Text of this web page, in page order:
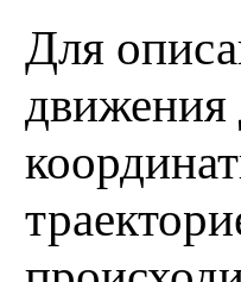
Для
движения